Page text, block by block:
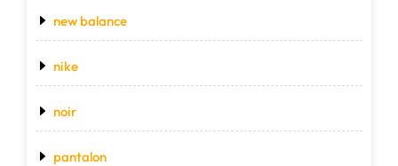
new balance
nike
noir
pantalon